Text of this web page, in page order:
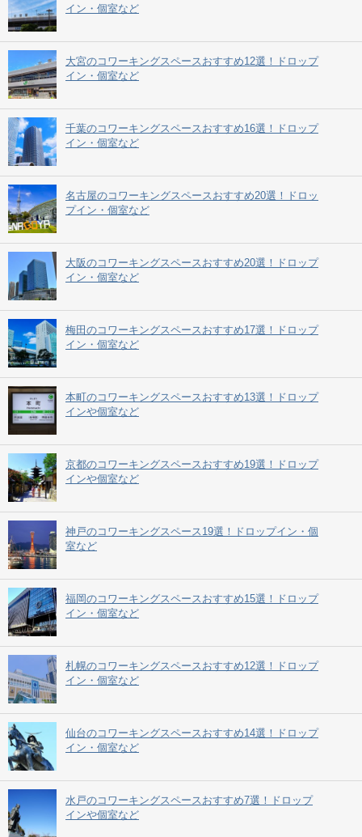
イン・個室など
大宮のコワーキングスペースおすすめ12選！ドロップ
イン・個室など
千葉のコワーキングスペースおすすめ16選！ドロップ
イン・個室など
名古屋のコワーキングスペースおすすめ20選！ドロッ
プイン・個室など
大阪のコワーキングスペースおすすめ20選！ドロップ
イン・個室など
梅田のコワーキングスペースおすすめ17選！ドロップ
イン・個室など
本町のコワーキングスペースおすすめ13選！ドロップ
インや個室など
京都のコワーキングスペースおすすめ19選！ドロップ
インや個室など
神戸のコワーキングスペース19選！ドロップイン・個
室など
福岡のコワーキングスペースおすすめ15選！ドロップ
イン・個室など
札幌のコワーキングスペースおすすめ12選！ドロップ
イン・個室など
仙台のコワーキングスペースおすすめ14選！ドロップ
イン・個室など
水戸のコワーキングスペースおすすめ7選！ドロップ
インや個室など